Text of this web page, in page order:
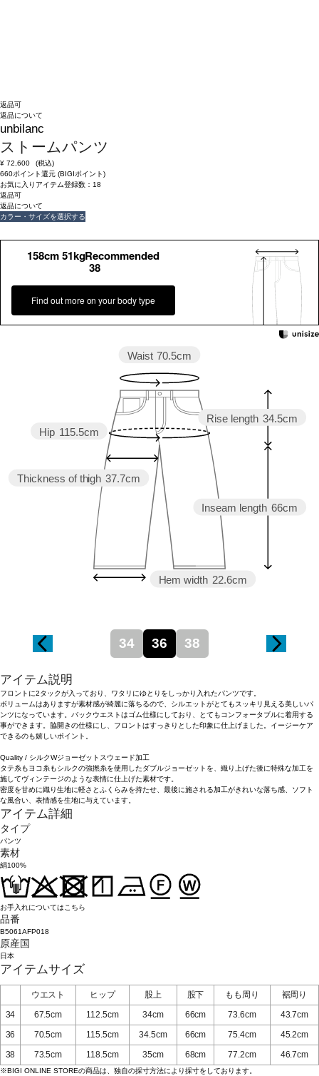
返品可
返品について
unbilanc
ストームパンツ
¥ 72,600
(税込)
660ポイント還元 (BIGIポイント)
お気に入りアイテム登録数： 18
返品可
返品について
カラー・サイズを選択する
158cm 51kgRecommended
38
Find out more on your body type
Inseam length 66cm
Rise length 34.5cm
Hem width 22.6cm
Thickness of thigh 37.7cm
Hip 115.5cm
Waist 70.5cm
34 36 38
アイテム説明
フロントに2タックが入っており、ワタリにゆとりをしっかり入れたパンツです。
ボリュームはありますが素材感が綺麗に落ちるので、シルエットがとてもスッキリ見える美しいパ
ンツになっています。バックウエストはゴム仕様にしており、とてもコンフォータブルに着用する
事ができます。脇開きの仕様にし、フロントはすっきりとした印象に仕上げました。イージーケア
できるのも嬉しいポイント。
Quality / シルクWジョーゼットスウェード加工
タテ糸もヨコ糸もシルクの強撚糸を使用したダブルジョーゼットを、織り上げた後に特殊な加工を
施してヴィンテージのような表情に仕上げた素材です。
密度を甘めに織り生地に軽さとふくらみを持たせ、最後に施される加工がきれいな落ち感、ソフト
な風合い、表情感を生地に与えています。
アイテム詳細
タイプ
パンツ
素材
絹100%
お手入れについてはこちら
品番
B5061AFP018
原産国
日本
アイテムサイズ
ウエスト ヒップ 股上 股下 もも周り
裾周り
34
67.5cm 112.5cm 34cm 66cm 73.6cm
43.7cm
36
70.5cm 115.5cm 34.5cm 66cm 75.4cm
45.2cm
38
73.5cm 118.5cm 35cm 68cm 77.2cm 46.7cm
※BIGI ONLINE STOREの商品は、独自の採寸方法により採寸をしております。